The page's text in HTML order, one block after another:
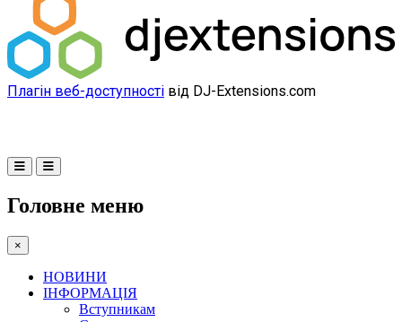
Плагін веб-доступності від DJ-Extensions.com
Головне меню
×
НОВИНИ
ІНФОРМАЦІЯ
Вступникам